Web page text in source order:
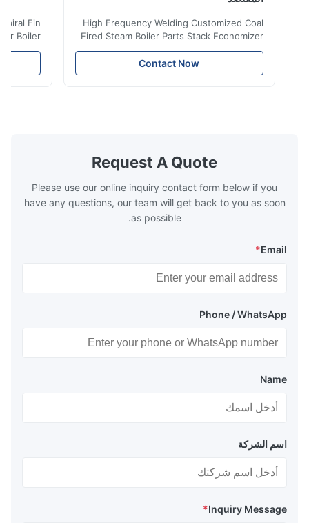
High Frequency Welding Customized Coal
Fired Steam Boiler Parts Stack Economizer
Coil Boiler economizer Boiler Economizer is
the energy improving device that helps to
reduce the cost of operation by saving the
boilers is generally in the temperature
range of 200°C – 250°C, so there
Contact Now
Spiral Fin
Boiler
is the
saving the
Request A Quote
Please use our online inquiry contact form below if you
have any questions, our team will get back to you as soon
as possible.
Email
*
Phone / WhatsApp
Name
اسم الشركة
Inquiry Message
*